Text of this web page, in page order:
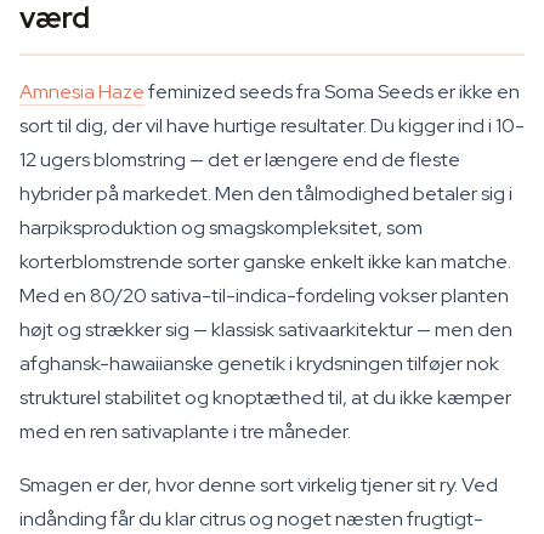
værd
Amnesia Hazefeminized seeds fra Soma Seeds er ikke en
sort til dig, der vil have hurtige resultater. Du kigger ind i 10-
12 ugers blomstring — det er længere end de fleste
hybrider på markedet. Men den tålmodighed betaler sig i
harpiksproduktion og smagskompleksitet, som
korterblomstrende sorter ganske enkelt ikke kan matche.
Med en 80/20 sativa-til-indica-fordeling vokser planten
højt og strækker sig — klassisk sativaarkitektur — men den
afghansk-hawaiianske genetik i krydsningen tilføjer nok
strukturel stabilitet og knoptæthed til, at du ikke kæmper
med en ren sativaplante i tre måneder.
Smagen er der, hvor denne sort virkelig tjener sit ry. Ved
indånding får du klar citrus og noget næsten frugtigt-